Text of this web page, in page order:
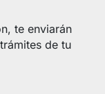
te enviarán
de tu